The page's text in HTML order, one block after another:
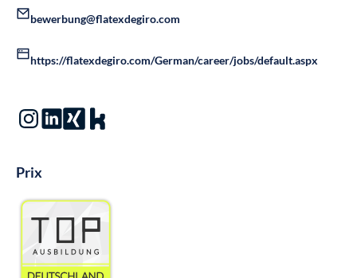
bewerbung@flatexdegiro.com
https://flatexdegiro.com/German/career/jobs/default.aspx
Prix